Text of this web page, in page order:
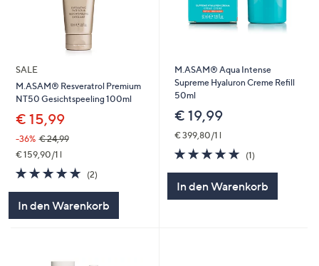
SALE
M.ASAM® Resveratrol Premium
NT50 Gesichtspeeling 100ml
€ 15,99
-36% € 24,99
€ 159,90/1 l
5.0
von
5
(2)
In den Warenkorb
M.ASAM® Aqua Intense
Supreme Hyaluron Creme Refill
50ml
€ 19,99
€ 399,80/1 l
5.0
von
(1)1
In den Warenkorb